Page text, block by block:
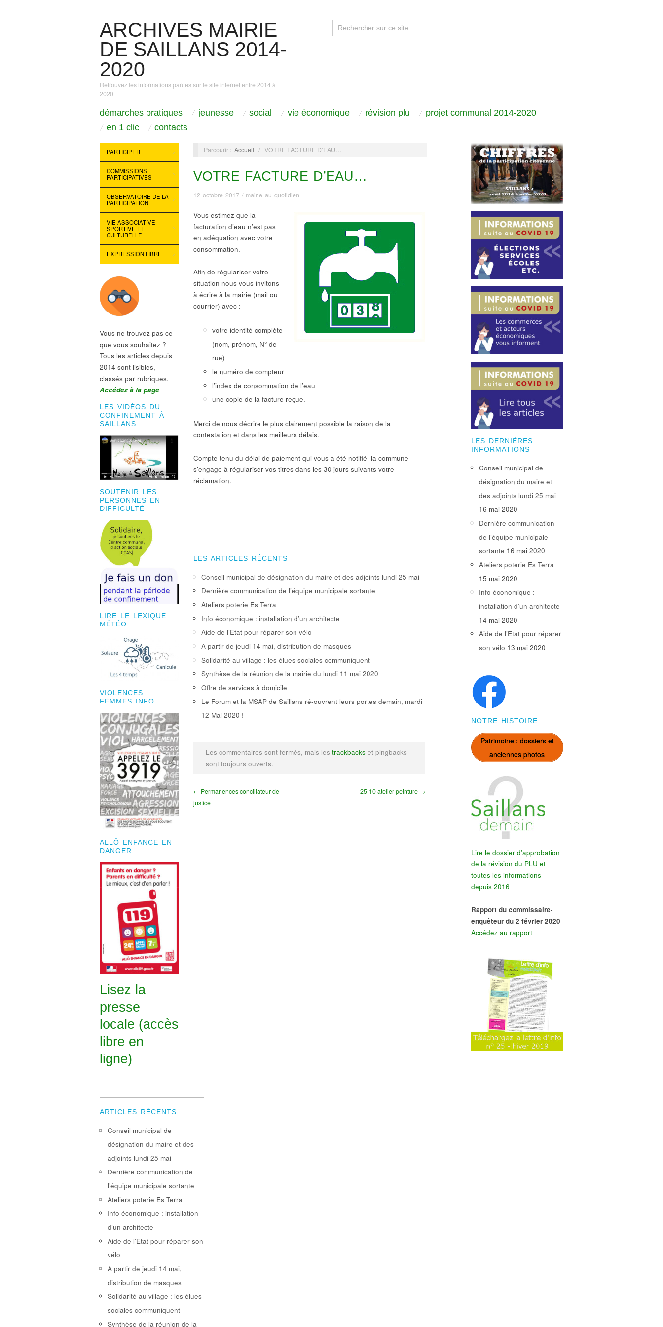
ARCHIVES MAIRIE
DE SAILLANS 2014-
2020
Retrouvez les informations parues sur le site internet entre 2014 à
2020
démarches pratiques jeunesse social vie économique révision plu
projet communal 2014-2020
en 1 clic
contacts
PARTICIPER
COMMISSIONS
PARTICIPATIVES
OBSERVATOIRE DE LA
PARTICIPATION
VIE ASSOCIATIVE
SPORTIVE ET
CULTURELLE
EXPRESSION LIBRE
Vous ne trouvez pas ce
que vous souhaitez ?
Tous les articles depuis
2014 sont lisibles,
classés par rubriques.
Accédez à la page
LES VIDÉOS DU
CONFINEMENT À
SAILLANS
SOUTENIR LES
PERSONNES EN
DIFFICULTÉ
LIRE LE LEXIQUE
MÉTÉO
VIOLENCES
FEMMES INFO
ALLÔ ENFANCE EN
DANGER
Lisez la
presse
locale (accès
libre en
ligne)
Parcourir : Accueil / VOTRE FACTURE D’EAU…
VOTRE FACTURE D’EAU…
12 octobre 2017 / mairie au quotidien
Vous estimez que la
facturation d’eau n’est pas
en adéquation avec votre
consommation.
Afin de régulariser votre
situation nous vous invitons
à écrire à la mairie (mail ou
courrier) avec :
votre identité complète
(nom, prénom, N° de
rue)
le numéro de compteur
l’index de consommation de l’eau
une copie de la facture reçue.
Merci de nous décrire le plus clairement possible la raison de la
contestation et dans les meilleurs délais.
Compte tenu du délai de paiement qui vous a été notifié, la commune
s’engage à régulariser vos titres dans les 30 jours suivants votre
réclamation.
LES ARTICLES RÉCENTS
Conseil municipal de désignation du maire et des adjoints lundi 25 mai
Dernière communication de l’équipe municipale sortante
Ateliers poterie Es Terra
Info économique : installation d’un architecte
Aide de l’Etat pour réparer son vélo
A partir de jeudi 14 mai, distribution de masques
Solidarité au village : les élues sociales communiquent
Synthèse de la réunion de la mairie du lundi 11 mai 2020
Offre de services à domicile
Le Forum et la MSAP de Saillans ré-ouvrent leurs portes demain, mardi
12 Mai 2020 !
Les commentaires sont fermés, mais les trackbacks et pingbacks
sont toujours ouverts.
← Permanences conciliateur de
justice
25-10 atelier peinture →
LES DERNIÈRES
INFORMATIONS
Conseil municipal de
désignation du maire et
des adjoints lundi 25 mai
16 mai 2020
Dernière communication
de l’équipe municipale
sortante 16 mai 2020
Ateliers poterie Es Terra
15 mai 2020
Info économique :
installation d’un architecte
14 mai 2020
Aide de l’Etat pour réparer
son vélo 13 mai 2020
NOTRE HISTOIRE :
Patrimoine : dossiers et
anciennes photos
Lire le dossier d'approbation
de la révision du PLU et
toutes les informations
depuis 2016
Rapport du commissaire-
enquêteur du 2 février 2020
Accédez au rapport
ARTICLES RÉCENTS
Conseil municipal de
désignation du maire et des
adjoints lundi 25 mai
Dernière communication de
l’équipe municipale sortante
Ateliers poterie Es Terra
Info économique : installation
d’un architecte
Aide de l’Etat pour réparer son
vélo
A partir de jeudi 14 mai,
distribution de masques
Solidarité au village : les élues
sociales communiquent
Synthèse de la réunion de la